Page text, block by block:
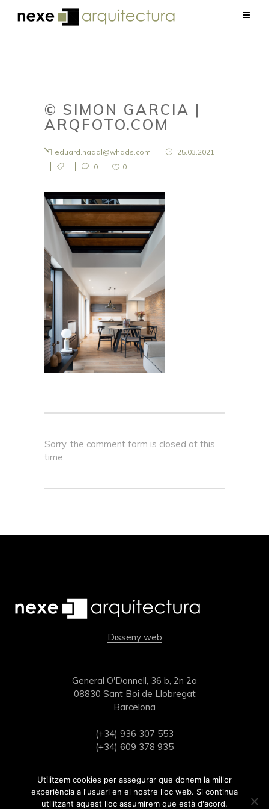
© SIMON GARCIA |
ARQFOTO.COM
eduard.nadal@whads.com
25.03.2021
0
0
Sorry, the comment form is closed at this
time.
Disseny web
General O'Donnell, 36 b, 2n 2a
08830 Sant Boi de Llobregat
Barcelona
(+34) 936 307 553
(+34) 609 378 935
Utilitzem cookies per assegurar que donem la millor
experiència a l'usuari en el nostre lloc web. Si continua
utilitzant aquest lloc assumirem que està d'acord.